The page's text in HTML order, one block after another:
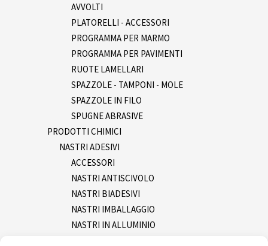
AVVOLTI
PLATORELLI - ACCESSORI
PROGRAMMA PER MARMO
PROGRAMMA PER PAVIMENTI
RUOTE LAMELLARI
SPAZZOLE - TAMPONI - MOLE
SPAZZOLE IN FILO
SPUGNE ABRASIVE
PRODOTTI CHIMICI
NASTRI ADESIVI
ACCESSORI
NASTRI ANTISCIVOLO
NASTRI BIADESIVI
NASTRI IMBALLAGGIO
NASTRI IN ALLUMINIO